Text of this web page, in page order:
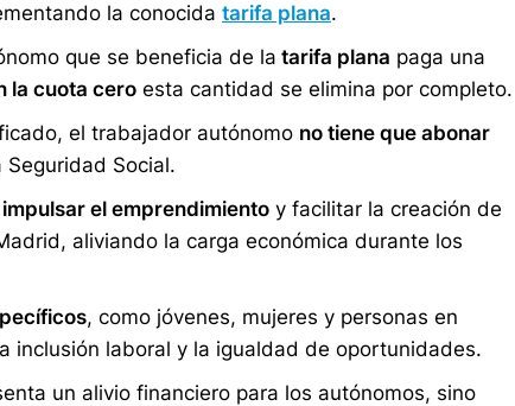
la conocida tarifa plana.
que se beneficia de la tarifa plana paga una
la cuota cero esta cantidad se elimina por completo.
el trabajador autónomo no tiene que abonar
Social.
impulsar el emprendimiento y facilitar la creación de
aliviando la carga económica durante los
, como jóvenes, mujeres y personas en
inclusión laboral y la igualdad de oportunidades.
un alivio financiero para los autónomos, sino